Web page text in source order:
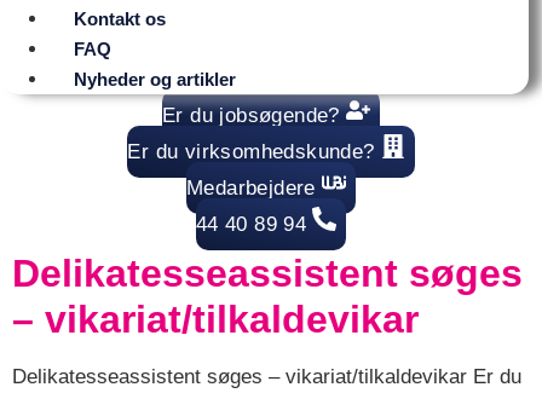
Kontakt os
FAQ
Nyheder og artikler
Er du jobsøgende?
Er du virksomhedskunde?
Medarbejdere
44 40 89 94
Delikatesseassistent søges
– vikariat/tilkaldevikar
Delikatesseassistent søges – vikariat/tilkaldevikar Er du